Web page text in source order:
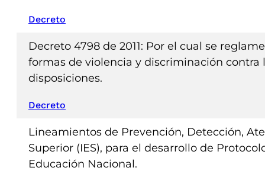
Decreto
Decreto 4798 de 2011: Por el cual se
formas de violencia y discriminación contra
disposiciones.
Decreto
Lineamientos de Prevención, Detección,
Superior (IES), para el desarrollo de
Educación Nacional.